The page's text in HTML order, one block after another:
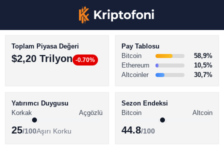
BİTCOİN HABERLERİ
ALTCOİN HABERLERİ
Toplam Piyasa Değeri
$2,20 Trilyon -0.70%
Pay Tablosu
Bitcoin
58,9%
Ethereum
10,5%
Altcoinler
30,7%
Yatırımcı Duygusu
Korkak
Açgözlü
25/100Aşırı Korku
Sezon Endeksi
Bitcoin
Altcoin
44.8/100